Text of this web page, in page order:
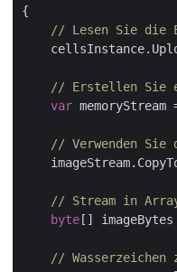
{
// Lesen Sie die
// Erstellen Sie
var memoryStream
// Verwenden Sie
// Stream in
byte [] imageBytes
// Wasserzeichen